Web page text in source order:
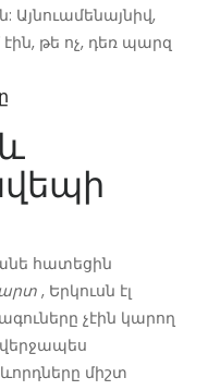
Այնուամենայնիվ,
թե ոչ, դեռ պարզ
հատեցին
, Երկուսն էլ
չէին կարող
միշտ